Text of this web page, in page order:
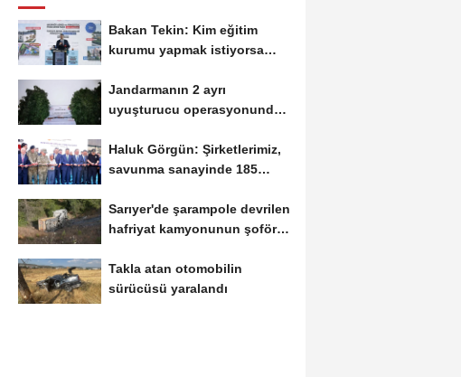
Bakan Tekin: Kim eğitim
kurumu yapmak istiyorsa
Jandarmanın 2 ayrı
uyuşturucu operasyonunda 3
Haluk Görgün: Şirketlerimiz,
savunma sanayinde 185
Sarıyer'de şarampole devrilen
hafriyat kamyonunun şoförü
Takla atan otomobilin
sürücüsü yaralandı